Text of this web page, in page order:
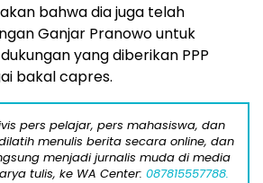
bahwa dia juga telah
Ganjar Pranowo untuk
yang diberikan PPP
bakal capres.
pers pelajar, pers mahasiswa, dan
menulis berita secara online, dan
menjadi jurnalis muda di media
tulis, ke WA Center: 087815557788.